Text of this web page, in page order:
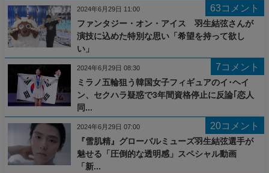
63コメント
ファンタジー・オン・アイス 羽生結弦さんが
演技に込めた特別な思い「希望を持って欲し
い」
2024年6月29日 11:00
7コメント
ミラノ五輪狙う韓国女子フィギュアのイ･ヘイ
ン、セクハラ疑惑で3年間資格停止に反論｢恋人
同...
2024年6月29日 08:30
20コメント
『雪肌精』グローバルミューズ羽生結弦選手が
魅せる「圧倒的な透明感」スペシャル動画
「新...
2024年6月29日 07:00